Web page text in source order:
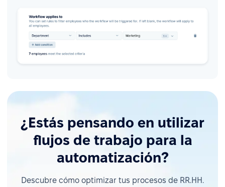
¿Estás pensando en utilizar
flujos de trabajo para la
automatización?
Descubre cómo optimizar tus procesos de RR.HH.